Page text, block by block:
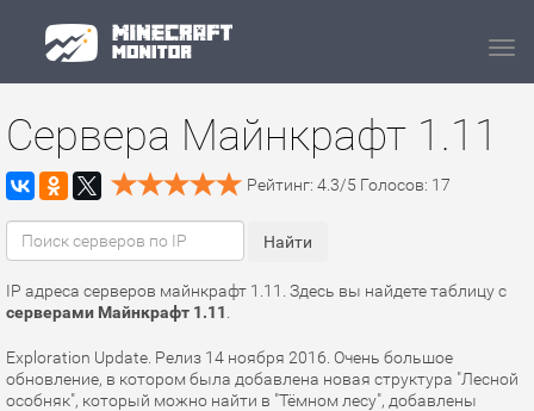
Сервера Майнкрафт 1.11
Рейтинг: 4.3/5 Голосов: 17
IP адреса серверов майнкрафт 1.11. Здесь вы найдете таблицу с
серверами Майнкрафт 1.11
Exploration Update. Релиз 14 ноября 2016. Очень большое
обновление, в котором была добавлена новая структура "Лесной
особняк", который можно найти в "Тёмном лесу", добавлены